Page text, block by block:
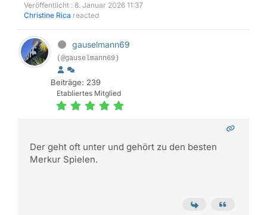
Veröffentlicht : 8. Januar 2026 11:37
Christine Rica reacted
gauselmann69
(@gauselmann69)
Beiträge: 239
Etabliertes Mitglied
Der geht oft unter und gehört zu den besten
Merkur Spielen.